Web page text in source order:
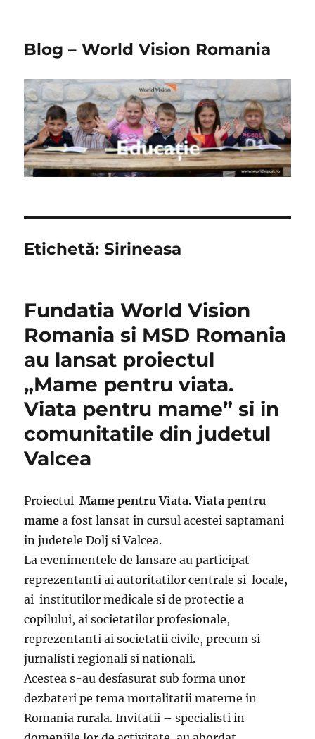
Blog – World Vision Romania
Etichetă:Sirineasa
Fundatia World Vision
Romania si MSD Romania
au lansat proiectul
„Mame pentru viata.
Viata pentru mame” si in
comunitatile din judetul
Valcea
ProiectulMame pentru Viata. Viata pentru
mamea fost lansat in cursul acestei saptamani
in judetele Dolj si Valcea.
La evenimentele de lansare au participat
reprezentanti ai autoritatilor centrale si locale,
ai institutilor medicale si de protectie a
copilului, ai societatilor profesionale,
reprezentanti ai societatii civile, precum si
jurnalisti regionali si nationali.
Acestea s-au desfasurat sub forma unor
dezbateri pe tema mortalitatii materne in
Romania rurala. Invitatii – specialisti in